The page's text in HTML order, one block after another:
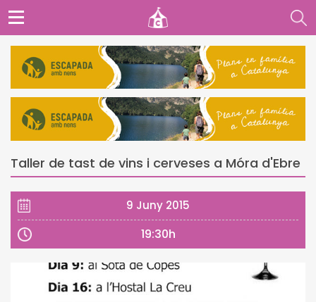
Taller de tast de vins i cerveses a Móra d'Ebre
9 Juny 2015
19:30h